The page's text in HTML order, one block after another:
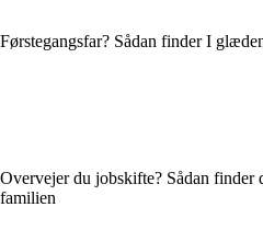
Førstegangsfar? Sådan finder I
Overvejer du jobskifte? Sådan finder
familien